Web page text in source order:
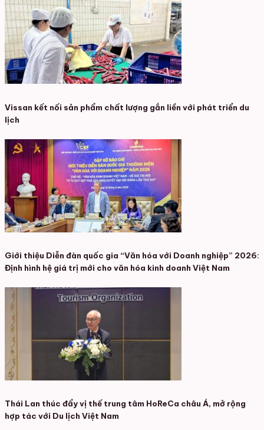
Vissan kết nối sản phẩm chất lượng gắn liền với phát triển du
lịch
Giới thiệu Diễn đàn quốc gia “Văn hóa với Doanh nghiệp” 2026:
Định hình hệ giá trị mới cho văn hóa kinh doanh Việt Nam
Thái Lan thúc đẩy vị thế trung tâm HoReCa châu Á, mở rộng
hợp tác với Du lịch Việt Nam